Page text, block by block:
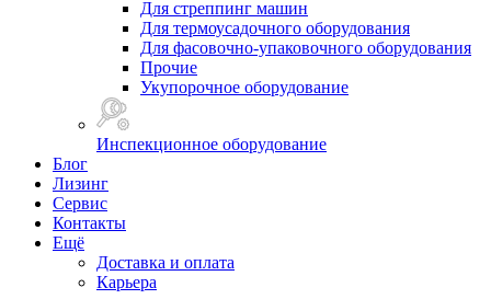
Для стреппинг машин
Для термоусадочного оборудования
Для фасовочно-упаковочного оборудования
Прочие
Укупорочное оборудование
Инспекционное оборудование
Блог
Лизинг
Сервис
Контакты
Ещё
Доставка и оплата
Карьера